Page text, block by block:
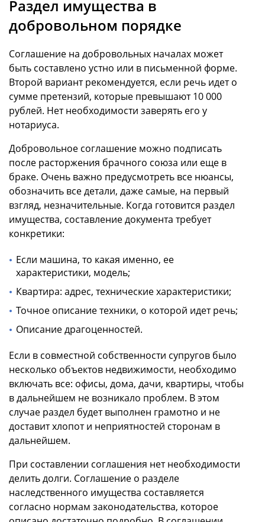
Раздел имущества в
добровольном порядке
Соглашение на добровольных началах может
быть составлено устно или в письменной форме.
Второй вариант рекомендуется, если речь идет о
сумме претензий, которые превышают 10 000
рублей. Нет необходимости заверять его у
нотариуса.
Добровольное соглашение можно подписать
после расторжения брачного союза или еще в
браке. Очень важно предусмотреть все нюансы,
обозначить все детали, даже самые, на первый
взгляд, незначительные. Когда готовится раздел
имущества, составление документа требует
конкретики:
Если машина, то какая именно, ее
характеристики, модель;
Квартира: адрес, технические характеристики;
Точное описание техники, о которой идет речь;
Описание драгоценностей.
Если в совместной собственности супругов было
несколько объектов недвижимости, необходимо
включать все: офисы, дома, дачи, квартиры, чтобы
в дальнейшем не возникало проблем. В этом
случае раздел будет выполнен грамотно и не
доставит хлопот и неприятностей сторонам в
дальнейшем.
При составлении соглашения нет необходимости
делить долги. Соглашение о разделе
наследственного имущества составляется
согласно нормам законодательства, которое